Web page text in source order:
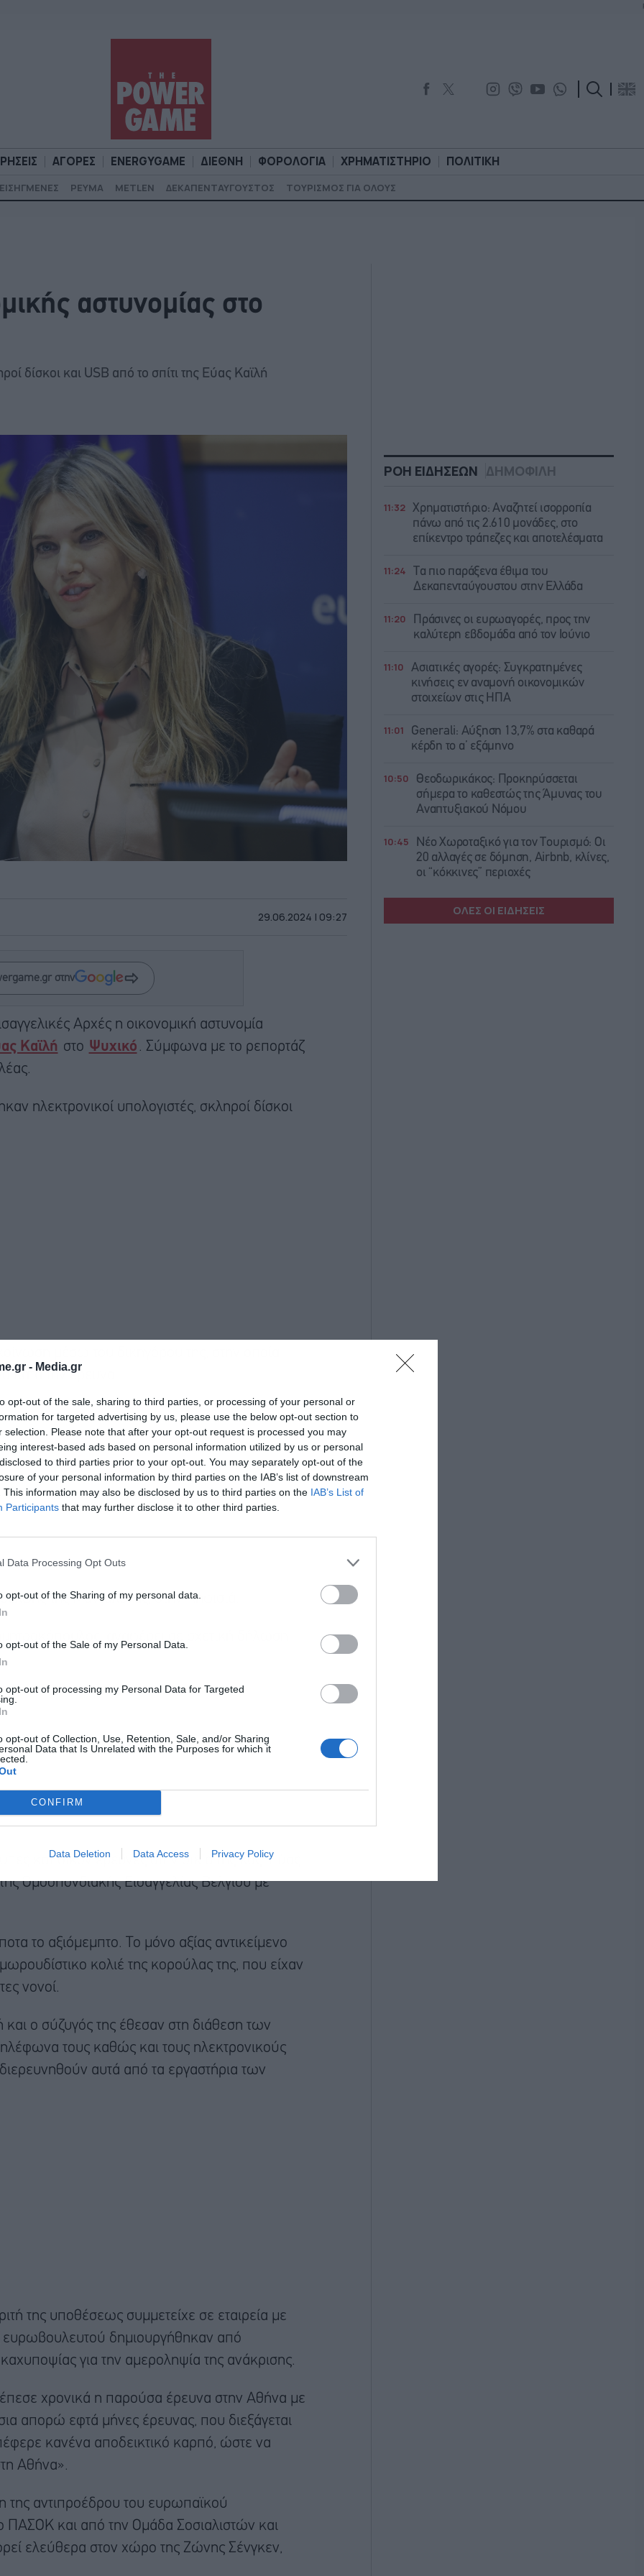
- Media.gr
opt-out of the sale, sharing to third parties, or processing of your personal or
for targeted advertising by us, please use the below opt-out section to
selection. Please note that after your opt-out request is processed you may
interest-based ads based on personal information utilized by us or personal
to third parties prior to your opt-out. You may separately opt-out of the
of your personal information by third parties on the IAB’s list of downstream
This information may also be disclosed by us to third parties on the IAB’s List of
Participants that may further disclose it to other third parties.
Data Processing Opt Outs
opt-out of the Sharing of my personal data.
opt-out of the Sale of my Personal Data.
opt-out of processing my Personal Data for Targeted
opt-out of Collection, Use, Retention, Sale, and/or Sharing
Data that Is Unrelated with the Purposes for which it
CONFIRM
Data Deletion Data Access Privacy Policy
ΑΓΟΡΕΣ ENERGYGAME ΔΙΕΘΝΗ ΦΟΡΟΛΟΓΙΑ ΧΡΗΜΑΤΙΣΤΗΡΙΟ ΠΟΛΙΤΙΚΗ
ΕΙΣΗΓΜΕΝΕΣ ΡΕΥΜΑ METLEN ΔΕΚΑΠΕΝΤΑΥΓΟΥΣΤΟΣ ΤΟΥΡΙΣΜΟΣ ΓΙΑ ΟΛΟΥΣ
αστυνομίας στο
δίσκοι και USB από το σπίτι της Εύας Καϊλή
29.06.2024 | 09:27
στην
Αρχές η οικονομική αστυνομία
Καϊλή στο Ψυχικό . Σύμφωνα με το ρεπορτάζ
ηλεκτρονικοί υπολογιστές, σκληροί δίσκοι
μέσω του δικηγόρου της, στην οποία
κατά την έρευνα.
της Μανταλένας, στην Κηφισιά.
αναφέρει σε σχετική δήλωση:
κατ οίκον έρευνες στην οικία της κας. Εύας
Ομοσπονδιακής Εισαγγελίας Βελγίου με
το αξιόμεμπτο. Το μόνο αξίας αντικείμενο
κολιέ της κορούλας της, που είχαν
νονοί.
ο σύζυγός της έθεσαν στη διάθεση των
τους καθώς και τους ηλεκτρονικούς
αυτά από τα εργαστήρια των
της υποθέσεως συμμετείχε σε εταιρεία με
ευρωβουλευτού δημιουργήθηκαν από
για την αμεροληψία της ανάκρισης.
χρονικά η παρούσα έρευνα στην Αθήνα με
απορώ εφτά μήνες έρευνας, που διεξάγεται
κανένα αποδεικτικό καρπό, ώστε να
Αθήνα».
της αντιπροέδρου του ευρωπαϊκού
ΠΑΣΟΚ και από την Ομάδα Σοσιαλιστών και
ελεύθερα στον χώρο της Ζώνης Σένγκεν,
ΡΟΗ ΕΙΔΗΣΕΩΝ ΔΗΜΟΦΙΛΗ
11:32 Χρηματιστήριο: Αναζητεί ισορροπία
πάνω από τις 2.610 μονάδες, στο
επίκεντρο τράπεζες και αποτελέσματα
11:24
Τα πιο παράξενα έθιμα του
Δεκαπενταύγουστου στην Ελλάδα
11:20
Πράσινες οι ευρωαγορές, προς την
καλύτερη εβδομάδα από τον Ιούνιο
11:10
Ασιατικές αγορές: Συγκρατημένες
κινήσεις εν αναμονή οικονομικών
στοιχείων στις ΗΠΑ
11:01
Generali: Αύξηση 13,7% στα καθαρά
κέρδη το α’ εξάμηνο
10:50
Θεοδωρικάκος: Προκηρύσσεται
σήμερα το καθεστώς της Άμυνας του
Αναπτυξιακού Νόμου
10:45
Νέο Χωροταξικό για τον Τουρισμό: Οι
20 αλλαγές σε δόμηση, Airbnb, κλίνες,
οι “κόκκινες” περιοχές
ΟΛΕΣ ΟΙ ΕΙΔΗΣΕΙΣ